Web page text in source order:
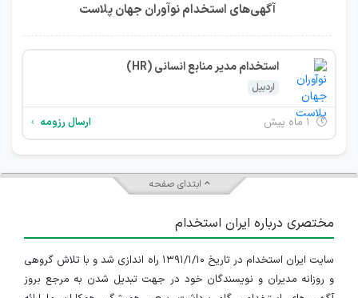
آگهی‌های استخدام نوآوران جهان پلاست
استخدام مدیر منابع انسانی (HR)
اردبیل
ارسال رزومه
ابتدای صفحه
مختصری درباره ایران استخدام
سایت ایران استخدام در تاریخ ۱۳۹۱/۱/۱۰ راه اندازی شد و با تلاش گروهی
و روزانه مدیران و نویسندگان خود در جهت تبدیل شدن به مرجع بروز